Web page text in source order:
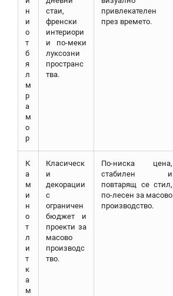
н
и
о
т
б
я
л
м
р
а
м
о
р
стаи,
френски
интериори
и по-меки
луксозни
пространс
тва.
привлекателен
през времето.
К
а
м
и
н
о
т
л
и
т
к
а
м
Класическ
и
декорации
с
ограничен
бюджет и
проекти за
масово
производс
тво.
По-ниска цена,
стабилен и
повтарящ се стил,
по-лесен за масово
производство.